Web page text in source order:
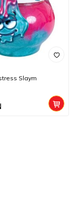
Slaym